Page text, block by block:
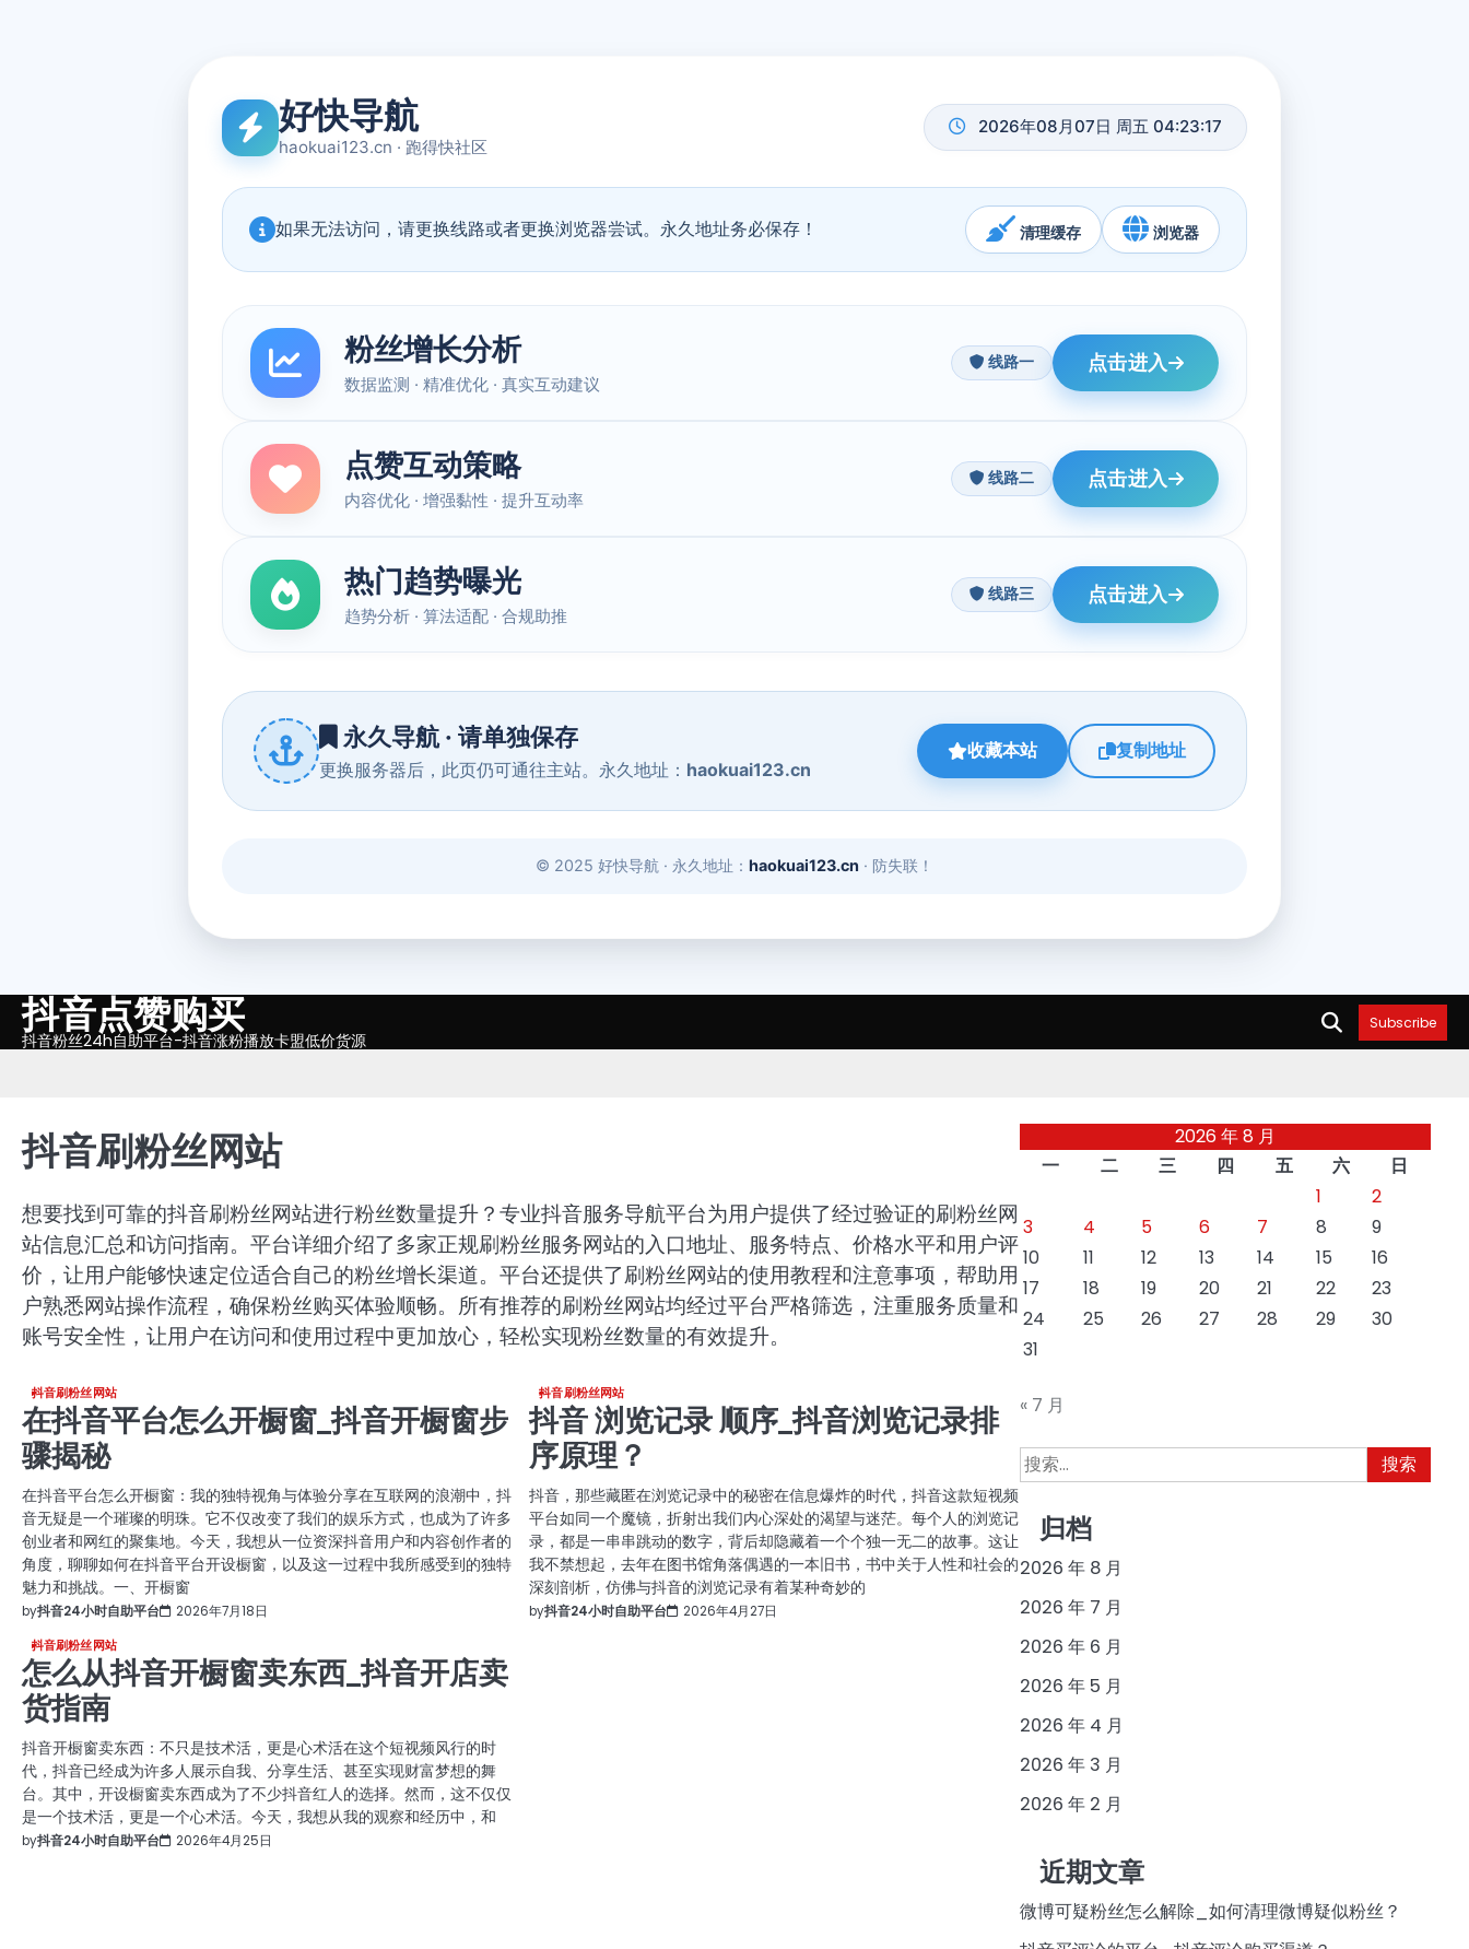
Skip抖音点赞购买
抖音粉丝24h自助平台-抖音涨粉播放卡盟低价货源
Subscribe
抖音刷粉丝网站
想要找到可靠的抖音刷粉丝网站进行粉丝数量提升？专业抖音服务导航平台为用户提供了经过验证的刷粉丝网
站信息汇总和访问指南。平台详细介绍了多家正规刷粉丝服务网站的入口地址、服务特点、价格水平和用户评
价，让用户能够快速定位适合自己的粉丝增长渠道。平台还提供了刷粉丝网站的使用教程和注意事项，帮助用
户熟悉网站操作流程，确保粉丝购买体验顺畅。所有推荐的刷粉丝网站均经过平台严格筛选，注重服务质量和
账号安全性，让用户在访问和使用过程中更加放心，轻松实现粉丝数量的有效提升。
抖音刷粉丝网站
在抖音平台怎么开橱窗_抖音开橱窗步
骤揭秘
在抖音平台怎么开橱窗：我的独特视角与体验分享在互联网的浪潮中，抖
音无疑是一个璀璨的明珠。它不仅改变了我们的娱乐方式，也成为了许多
创业者和网红的聚集地。今天，我想从一位资深抖音用户和内容创作者的
角度，聊聊如何在抖音平台开设橱窗，以及这一过程中我所感受到的独特
魅力和挑战。一、开橱窗
by抖音24小时自助平台 2026年7月18日
抖音刷粉丝网站
抖音 浏览记录 顺序_抖音浏览记录排
序原理？
抖音，那些藏匿在浏览记录中的秘密在信息爆炸的时代，抖音这款短视频
平台如同一个魔镜，折射出我们内心深处的渴望与迷茫。每个人的浏览记
录，都是一串串跳动的数字，背后却隐藏着一个个独一无二的故事。这让
我不禁想起，去年在图书馆角落偶遇的一本旧书，书中关于人性和社会的
深刻剖析，仿佛与抖音的浏览记录有着某种奇妙的
by抖音24小时自助平台 2026年4月27日
抖音刷粉丝网站
怎么从抖音开橱窗卖东西_抖音开店卖
货指南
抖音开橱窗卖东西：不只是技术活，更是心术活在这个短视频风行的时
代，抖音已经成为许多人展示自我、分享生活、甚至实现财富梦想的舞
台。其中，开设橱窗卖东西成为了不少抖音红人的选择。然而，这不仅仅
是一个技术活，更是一个心术活。今天，我想从我的观察和经历中，和
by抖音24小时自助平台 2026年4月25日
2026 年 8 月
一
二 三 四 五 六
日
1
2
3
4 5 6 7 8
9
10
11 12 13 14 15
16
17
18 19 20 21 22
23
24
25 26 27 28 29
30
31
« 7 月
搜
索：
归档
2026 年 8 月
2026 年 7 月
2026 年 6 月
2026 年 5 月
2026 年 4 月
2026 年 3 月
2026 年 2 月
近期文章
微博可疑粉丝怎么解除_如何清理微博疑似粉丝？